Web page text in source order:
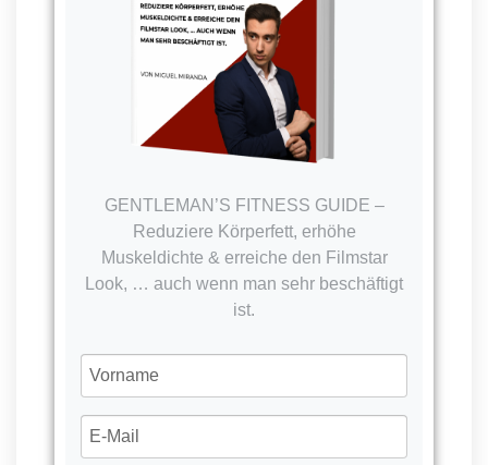
GENTLEMAN’S FITNESS GUIDE –
Reduziere Körperfett, erhöhe
Muskeldichte & erreiche den Filmstar
Look, … auch wenn man sehr beschäftigt
ist.